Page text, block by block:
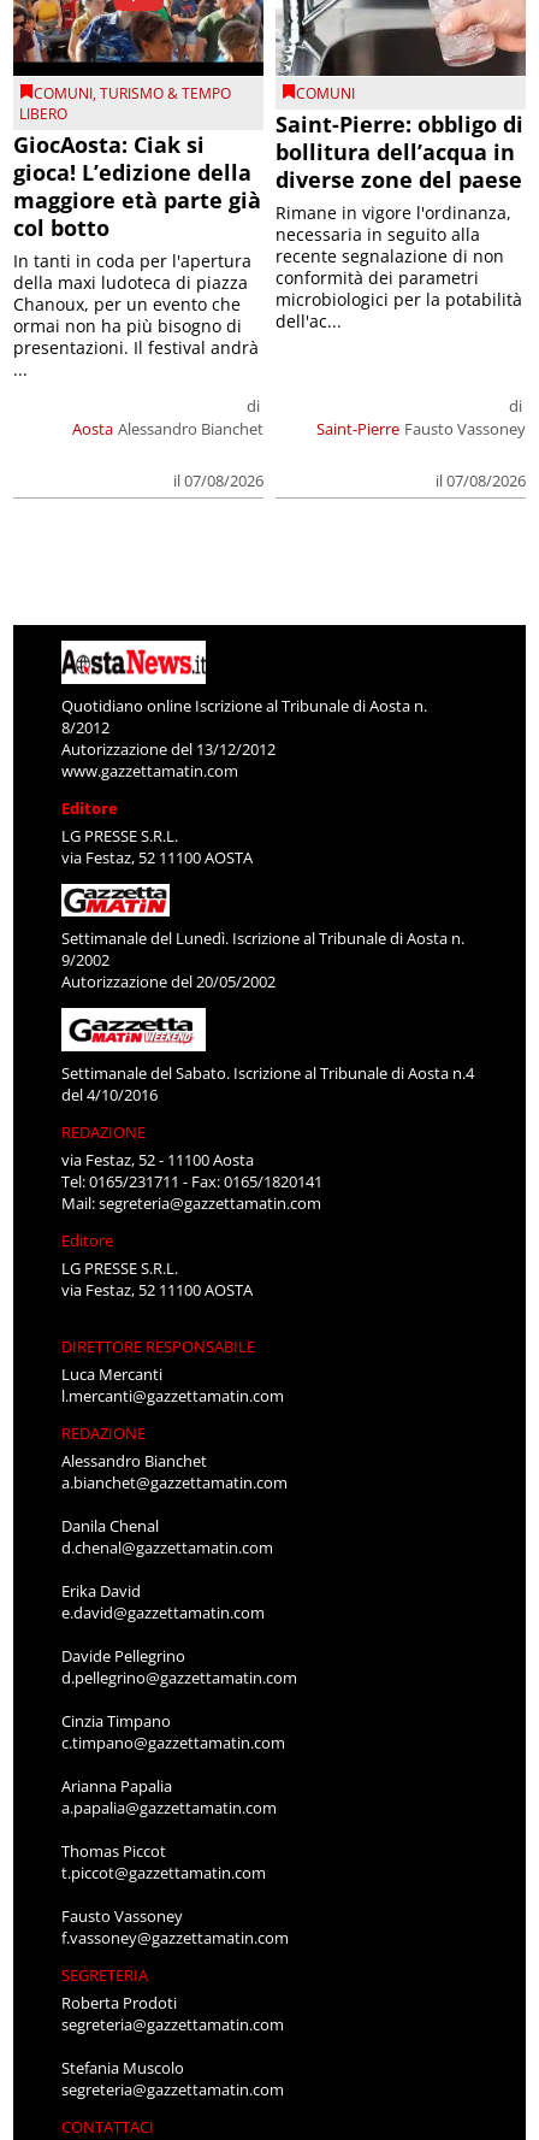
COMUNI,TURISMO & TEMPO
LIBERO
GiocAosta: Ciak si
gioca! L’edizione della
maggiore età parte già
col botto
Aosta
di
Alessandro Bianchet
il 07/08/2026
In tanti in coda per l'apertura
della maxi ludoteca di piazza
Chanoux, per un evento che
ormai non ha più bisogno di
presentazioni. Il festival andrà
...
COMUNI
Saint-Pierre: obbligo di
bollitura dell’acqua in
diverse zone del paese
Saint-Pierre
di
Fausto Vassoney
il 07/08/2026
Rimane in vigore l'ordinanza,
necessaria in seguito alla
recente segnalazione di non
conformità dei parametri
microbiologici per la potabilità
dell'ac...
Quotidiano online Iscrizione al Tribunale di Aosta n.
8/2012
Autorizzazione del 13/12/2012
www.gazzettamatin.com
Editore
LG PRESSE S.R.L.
via Festaz, 52 11100 AOSTA
Settimanale del Lunedì. Iscrizione al Tribunale di Aosta n.
9/2002
Autorizzazione del 20/05/2002
Settimanale del Sabato. Iscrizione al Tribunale di Aosta n.4
del 4/10/2016
REDAZIONE
via Festaz, 52 - 11100 Aosta
Tel: 0165/231711 - Fax: 0165/1820141
Mail:segreteria@gazzettamatin.com
Editore
LG PRESSE S.R.L.
via Festaz, 52 11100 AOSTA
DIRETTORE RESPONSABILE
Luca Mercanti
l.mercanti@gazzettamatin.com
REDAZIONE
Alessandro Bianchet
a.bianchet@gazzettamatin.com
Danila Chenal
d.chenal@gazzettamatin.com
Erika David
e.david@gazzettamatin.com
Davide Pellegrino
d.pellegrino@gazzettamatin.com
Cinzia Timpano
c.timpano@gazzettamatin.com
Arianna Papalia
a.papalia@gazzettamatin.com
Thomas Piccot
t.piccot@gazzettamatin.com
Fausto Vassoney
f.vassoney@gazzettamatin.com
SEGRETERIA
Roberta Prodoti
segreteria@gazzettamatin.com
Stefania Muscolo
segreteria@gazzettamatin.com
CONTATTACI